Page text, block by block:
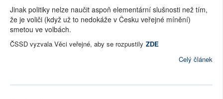
Jinak politiky nelze naučit aspoň elementární slušnosti než tím,
že je voliči (když už to nedokáže v Česku veřejné mínění)
smetou ve volbách.
ČSSD vyzvala Věci veřejné, aby se rozpustily ZDE
Celý článek